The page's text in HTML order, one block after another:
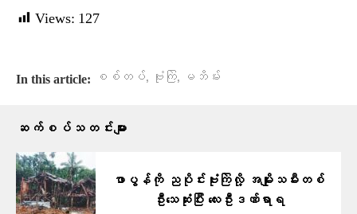
Views: 127
In this article: စစ်တပ်, ဗုံးကြဲ, မဘိမ်း
ဆက်စပ်သတင်းများ
ဖာပွန်ကို ညပိုင်းဗုံးကြဲလို့ အမျိုးသမီးတစ်
ဦးသေဆုံးပြီး လေးဦးဒဏ်ရာရ